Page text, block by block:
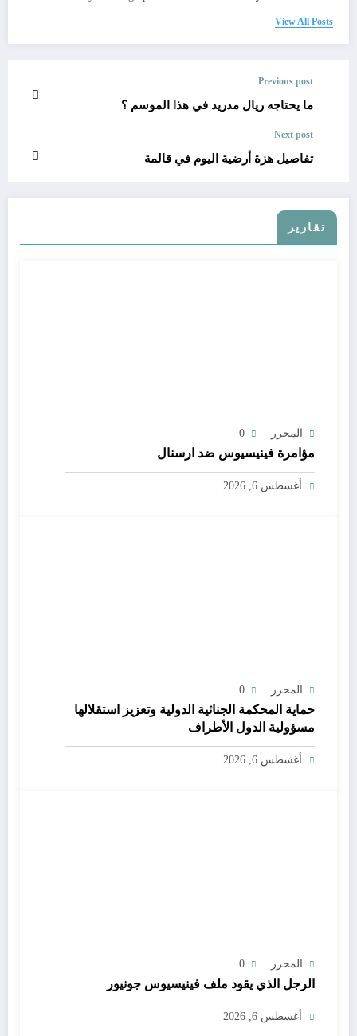
View All Posts
Previous post
ما يحتاجه ريال مدريد في هذا الموسم ؟
Next post
تفاصيل هزة أرضية اليوم في قالمة
تقارير
المحرر 0
مؤامرة فينيسيوس ضد ارسنال
أغسطس 6, 2026
المحرر 0
حماية المحكمة الجنائية الدولية وتعزيز استقلالها
مسؤولية الدول الأطراف
أغسطس 6, 2026
المحرر 0
الرجل الذي يقود ملف فينيسيوس جونيور
أغسطس 6, 2026